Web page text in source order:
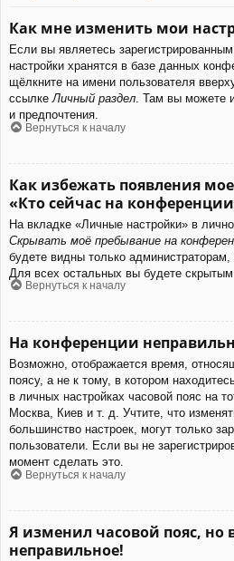
Как мне изменить мои
Если вы являетесь
настройки хранятся в базе данных
щёлкните на имени пользователя
ссылкеЛичный раздел. Там вы можете
и предпочтения.
Вернуться к началу
Как избежать появления
«Кто сейчас на
На вкладке «Личные настройки» в
Скрывать моё пребывание на
будете видны только
Для всех остальных вы будете скрытым
Вернуться к началу
На конференции
Возможно, отображается время,
поясу, а не к тому, в котором
в личных настройках часовой пояс на
Москва, Киев и т. д. Учтите, что
большинство настроек, могут только
пользователи. Если вы не
момент сделать это.
Вернуться к началу
Я изменил часовой пояс, но
неправильное!